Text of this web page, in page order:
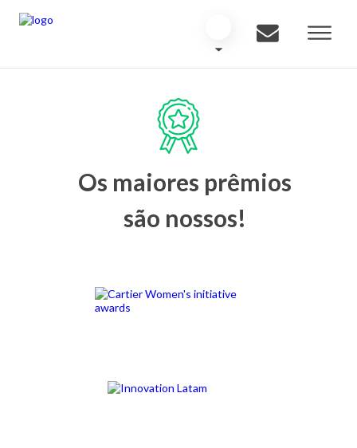
Os maiores prêmios
são nossos!